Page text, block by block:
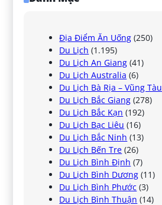
Địa Điểm Ăn Uống (250)
Du Lịch (1.195)
Du Lịch An Giang (41)
Du Lịch Australia (6)
Du Lịch Bà Rịa – Vũng Tàu
Du Lịch Bắc Giang (278)
Du Lịch Bắc Kạn (192)
Du Lịch Bạc Liêu (16)
Du Lịch Bắc Ninh (13)
Du Lịch Bến Tre (26)
Du Lịch Bình Định (7)
Du Lịch Bình Dương (11)
Du Lịch Bình Phước (3)
Du Lịch Bình Thuận (14)